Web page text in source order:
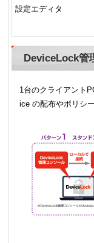
設定エディタ
DeviceLock管
1台のクライアント
ice の配布やポリシ